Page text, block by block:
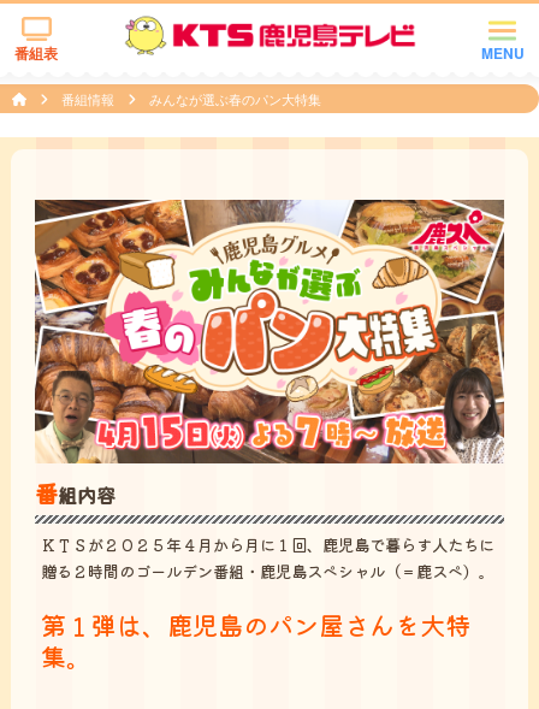
MENU
番組表
番組情報 みんなが選ぶ春のパン大特集
番組内容
ＫＴＳが２０２５年４月から月に１回、鹿児島で暮らす人たちに
贈る２時間のゴールデン番組・鹿児島スペシャル（＝鹿スペ）。
第１弾は、鹿児島のパン屋さんを大特
集。